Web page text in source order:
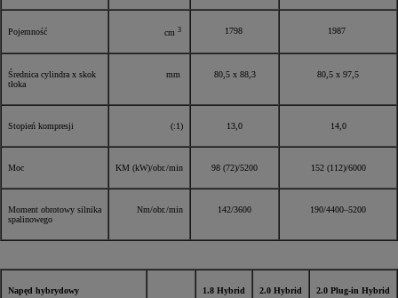
Pojemność cm 3 1798 1987
Średnica cylindra x skok
tłoka
mm 80,5 x 88,3 80,5 x 97,5
Stopień kompresji (:1) 13,0 14,0
Moc KM (kW)/obr./min 98 (72)/5200 152 (112)/6000
Moment obrotowy silnika
spalinowego
Nm/obr./min 142/3600 190/4400–5200
Napęd hybrydowy 1.8 Hybrid 2.0 Hybrid 2.0 Plug-in Hybrid